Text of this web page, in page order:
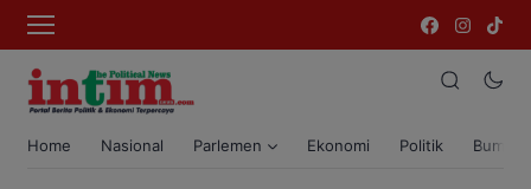
Home Nasional Parlemen Ekonomi Politik Bumi